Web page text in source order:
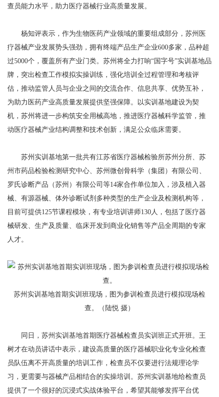
查员能力水平，助力医疗器械行业高质量发展。
杨知评表示，作为生物医药产业领域的重要组成部分，苏州医
疗器械产业发展势头强劲，拥有终端产品生产企业600多家，品种超
过5000个，覆盖所有产业门类。苏州将全力打响“国字号”实训基地品
牌，突出检查工作模拟实操训练，强化培训全过程管理和考核评
估，推动监管人员与企业之间的交流合作、信息共享、优势互补，
为助力医药产业高质量发展提供坚强保障。以实训基地建设为契
机，苏州将进一步构筑安全用械高地，推进医疗器械科学监管，推
动医疗器械产业结构调整和技术创新，满足公众临床需要。
苏州实训基地第一批共有江苏省医疗器械检验所苏州分所、苏
州市药品检验检测研究中心、苏州微创骨科学（集团）有限公司、
罗氏诊断产品（苏州）有限公司等14家合作单位加入，涉及植入器
械、有源器械、体外诊断试剂多种类型的生产企业及检测机构等，
目前可提供125节课程模块，有专业培训讲师130人，包括了医疗器
械研发、生产及质量、临床开发到商业化销售等产品全周期的专家
人才。
苏州实训基地首期实训班现场，图为参训检查员进行模拟现场检
查。（陆悦 摄）
同日，苏州实训基地首期医疗器械检查员实训班正式开班。王
树才在动员讲话中表示，建设高质量的医疗器械职业化专业化检查
员队伍离不开高质量的培训工作，检查员不仅要进行法规理论学
习，更需要与器械产品相结合的实操培训。苏州实训基地给检查员
提供了一个很好的沉浸式实战体验平台，希望其能够发挥平台优